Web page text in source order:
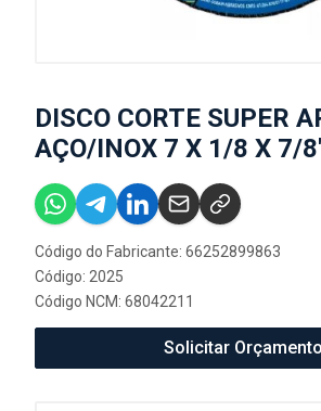
DISCO CORTE SUPER
AÇO/INOX 7 X 1/8 X 7/
Código do Fabricante: 66252899863
Código: 2025
Código NCM: 68042211
Solicitar Orçamento